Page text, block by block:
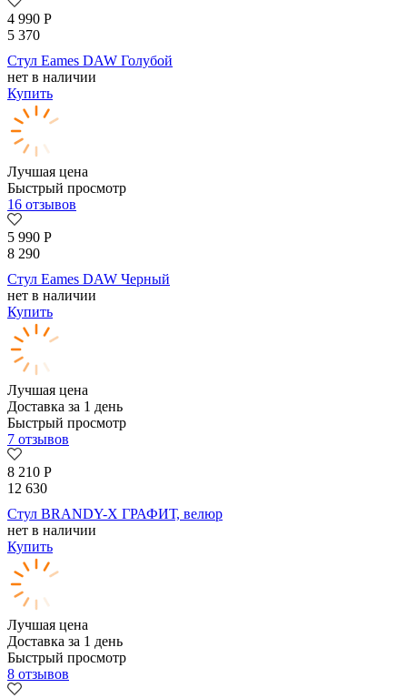
4 990 Р
5 370
Стул Eames DAW Голубой
нет в наличии
Купить
Лучшая цена
Быстрый просмотр
16 отзывов
5 990 Р
8 290
Стул Eames DAW Черный
нет в наличии
Купить
Лучшая цена
Доставка за 1 день
Быстрый просмотр
7 отзывов
8 210 Р
12 630
Стул BRANDY-X ГРАФИТ, велюр
нет в наличии
Купить
Лучшая цена
Доставка за 1 день
Быстрый просмотр
8 отзывов